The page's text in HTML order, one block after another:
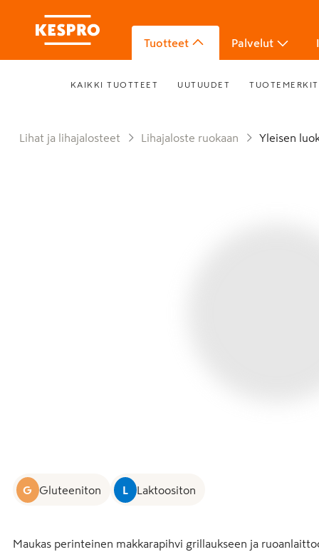
Tuotteet Palvelut
KAIKKI TUOTTEET UUTUUDET TUOTEMERKIT
Lihat ja lihajalosteet Lihajaloste ruokaan Yleisen
G Gluteeniton L Laktoositon
Maukas perinteinen makkarapihvi grillaukseen ja